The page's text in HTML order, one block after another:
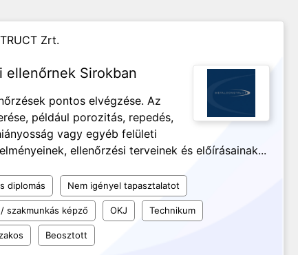
Zrt.
ellenőrnek Sirokban
pontos elvégzése. Az
például porozitás, repedés,
vagy egyéb felületi
ellenőrzési terveinek és előírásainak...
diplomás Nem igényel tapasztalatot
szakmunkás képző OKJ Technikum
Beosztott